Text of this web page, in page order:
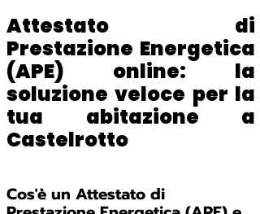
Attestato di
Prestazione Energetica
(APE) online: la
soluzione veloce per la
tua abitazione a
Castelrotto
Cos'è un Attestato di